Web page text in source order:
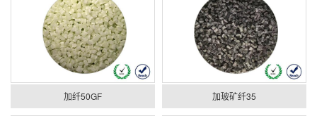
加纤50GF 加玻矿纤35